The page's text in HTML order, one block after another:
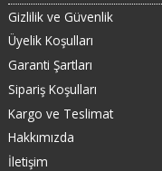
Gizlilik ve Güvenlik
Üyelik Koşulları
Garanti Şartları
Sipariş Koşulları
Kargo ve Teslimat
Hakkımızda
İletişim